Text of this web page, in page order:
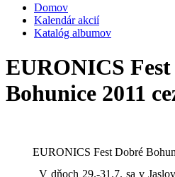
Domov
Kalendár akcií
Katalóg albumov
EURONICS
Bohunice 2011
EURONICS Fest Dobré
V dňoch 29.-31.7. sa v